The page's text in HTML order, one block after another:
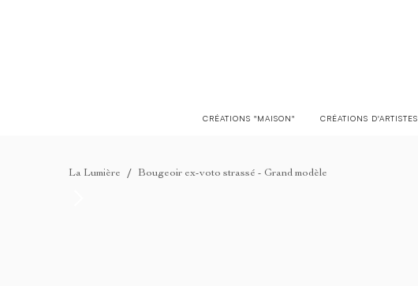
CRÉATIONS "MAISON" CRÉATIONS D'ARTISTES
La Lumière / Bougeoir ex-voto strassé - Grand modèle